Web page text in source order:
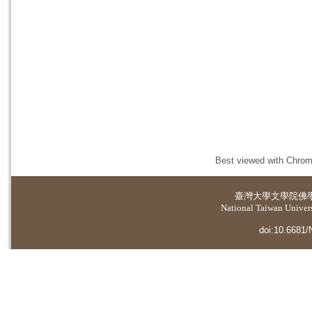
Best viewed with
臺灣大學文學院佛
National Taiwan
doi:10.6681/